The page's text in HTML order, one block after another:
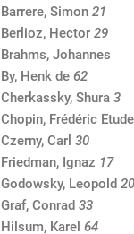
Barrere, Simon 21
Berlioz, Hector 29
Brahms, Johannes
By, Henk de 62
Cherkassky, Shura 3
Chopin, Frédéric
Czerny, Carl 30
Friedman, Ignaz 17
Godowsky, Leopold 20
Graf, Conrad 33
Hilsum, Karel 64